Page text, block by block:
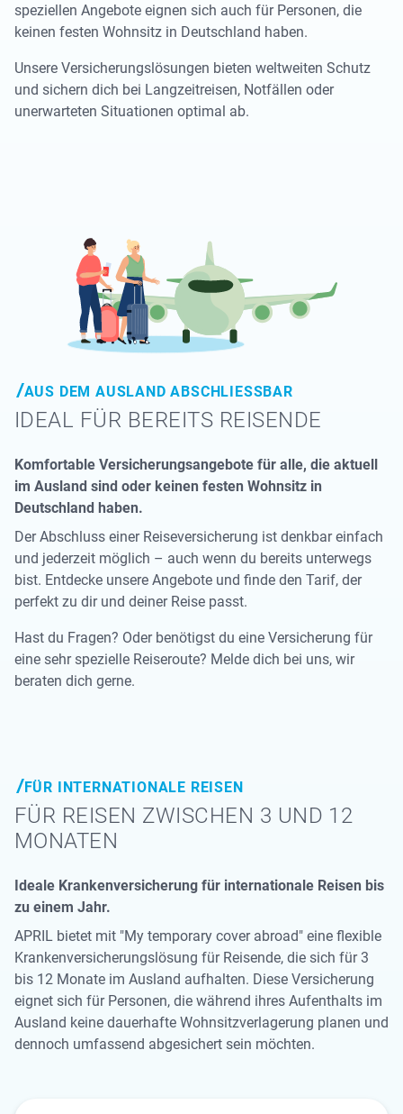
speziellen Angebote eignen sich auch für Personen, die
keinen festen Wohnsitz in Deutschland haben.
Unsere Versicherungslösungen bieten weltweiten Schutz
und sichern dich bei Langzeitreisen, Notfällen oder
unerwarteten Situationen optimal ab.
AUS DEM AUSLAND ABSCHLIESSBAR
IDEAL FÜR BEREITS REISENDE
Komfortable Versicherungsangebote für alle, die aktuell
im Ausland sind oder keinen festen Wohnsitz in
Deutschland haben.
Der Abschluss einer Reiseversicherung ist denkbar einfach
und jederzeit möglich – auch wenn du bereits unterwegs
bist. Entdecke unsere Angebote und finde den Tarif, der
perfekt zu dir und deiner Reise passt.
Hast du Fragen? Oder benötigst du eine Versicherung für
eine sehr spezielle Reiseroute? Melde dich bei uns, wir
beraten dich gerne.
FÜR INTERNATIONALE REISEN
FÜR REISEN ZWISCHEN 3 UND 12
MONATEN
Ideale Krankenversicherung für internationale Reisen bis
zu einem Jahr.
APRIL bietet mit "My temporary cover abroad" eine flexible
Krankenversicherungslösung für Reisende, die sich für 3
bis 12 Monate im Ausland aufhalten. Diese Versicherung
eignet sich für Personen, die während ihres Aufenthalts im
Ausland keine dauerhafte Wohnsitzverlagerung planen und
dennoch umfassend abgesichert sein möchten.